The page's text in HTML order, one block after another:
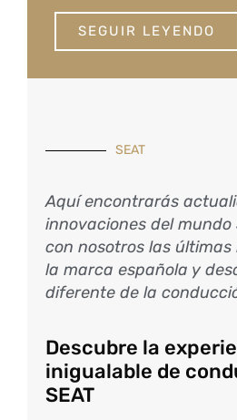
SEGUIR LEYENDO
SEAT
Aquí encontrarás
innovaciones del mundo
con nosotros las últimas
la marca española y
diferente de la
Descubre la
inigualable de
SEAT